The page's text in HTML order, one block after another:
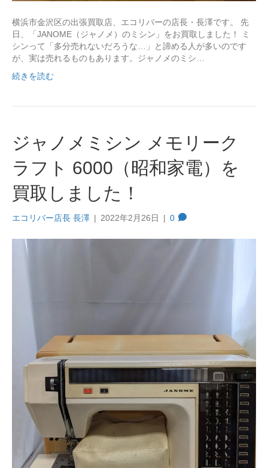
横浜市金沢区の出張買取店、エコリバーの店長・長澤です。 先
日、「JANOME（ジャノメ）のミシン」をお買取しました！ ミ
シンって「多分売れないだろうな…」と諦める人が多いのです
が、実は売れるものもあります。ジャノメのミシ…
続きを読む
ジャノメミシン メモリーク
ラフト 6000（昭和家電）を
買取しました！
エコリバー店長 長澤 | 2022年2月26日 | 0